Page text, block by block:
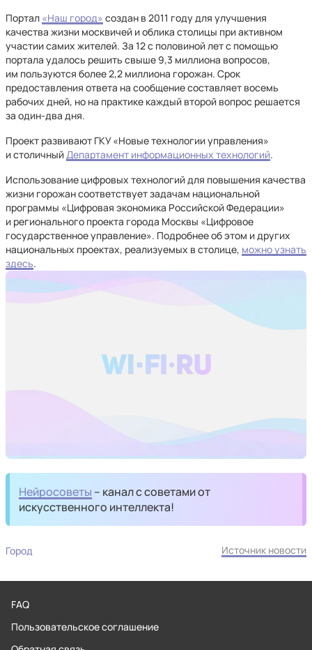
Портал «Наш город» создан в 2011 году для улучшения
качества жизни москвичей и облика столицы при активном
участии самих жителей. За 12 с половиной лет с помощью
портала удалось решить свыше 9,3 миллиона вопросов,
им пользуются более 2,2 миллиона горожан. Срок
предоставления ответа на сообщение составляет восемь
рабочих дней, но на практике каждый второй вопрос решается
за один-два дня.
Проект развивают ГКУ «Новые технологии управления»
и столичныйДепартамент информационных технологий.
Использование цифровых технологий для повышения качества
жизни горожан соответствует задачам национальной
программы «Цифровая экономика Российской Федерации»
и регионального проекта города Москвы «Цифровое
государственное управление». Подробнее об этом и других
национальных проектах, реализуемых в столице, можно узнать
здесь.
Нейросоветы – канал с советами от
искусственного интеллекта!
Город Источник новости
FAQ
Пользовательское соглашение